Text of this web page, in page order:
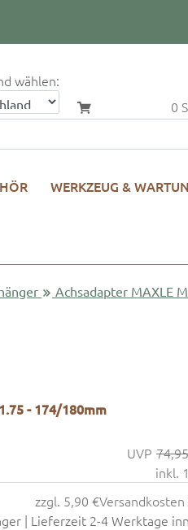
wählen:
0
WERKZEUG &
Achsadapter MAXLE
- 174/180mm
inkl.
zzgl. 5,90 €
| Lieferzeit 2-4 Werktage